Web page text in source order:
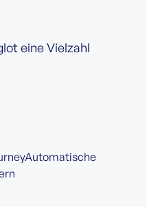
eine Vielzahl